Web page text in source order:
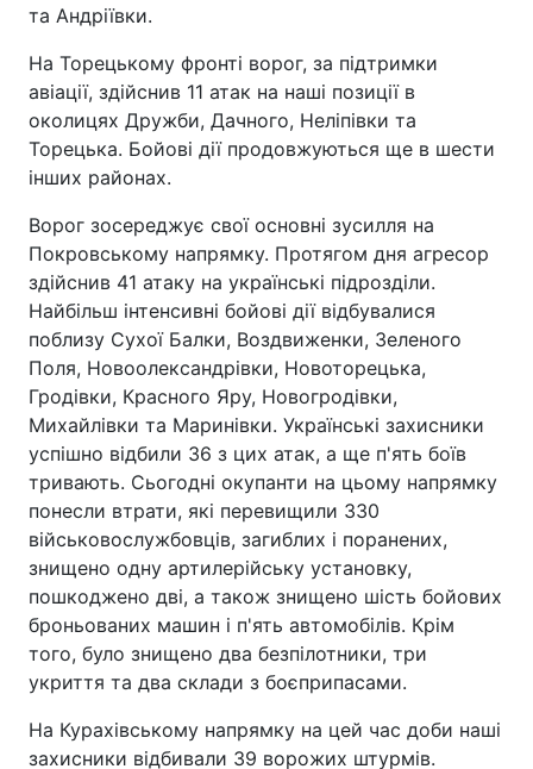
та Андріївки.
На Торецькому фронті ворог, за підтримки
авіації, здійснив 11 атак на наші позиції в
околицях Дружби, Дачного, Неліпівки та
Торецька. Бойові дії продовжуються ще в шести
інших районах.
Ворог зосереджує свої основні зусилля на
Покровському напрямку. Протягом дня агресор
здійснив 41 атаку на українські підрозділи.
Найбільш інтенсивні бойові дії відбувалися
поблизу Сухої Балки, Воздвиженки, Зеленого
Поля, Новоолександрівки, Новоторецька,
Гродівки, Красного Яру, Новогродівки,
Михайлівки та Маринівки. Українські захисники
успішно відбили 36 з цих атак, а ще п'ять боїв
тривають. Сьогодні окупанти на цьому напрямку
понесли втрати, які перевищили 330
військовослужбовців, загиблих і поранених,
знищено одну артилерійську установку,
пошкоджено дві, а також знищено шість бойових
броньованих машин і п'ять автомобілів. Крім
того, було знищено два безпілотники, три
укриття та два склади з боєприпасами.
На Курахівському напрямку на цей час доби наші
захисники відбивали 39 ворожих штурмів.